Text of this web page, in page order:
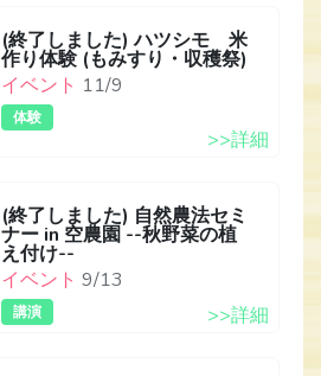
(終了しました) ハツシモ 米
作り体験 (もみすり・収穫祭)
イベント 11/9
体験
>>詳細
(終了しました) 自然農法セミ
ナー in 空農園 --秋野菜の植
え付け--
イベント 9/13
講演 >>詳細